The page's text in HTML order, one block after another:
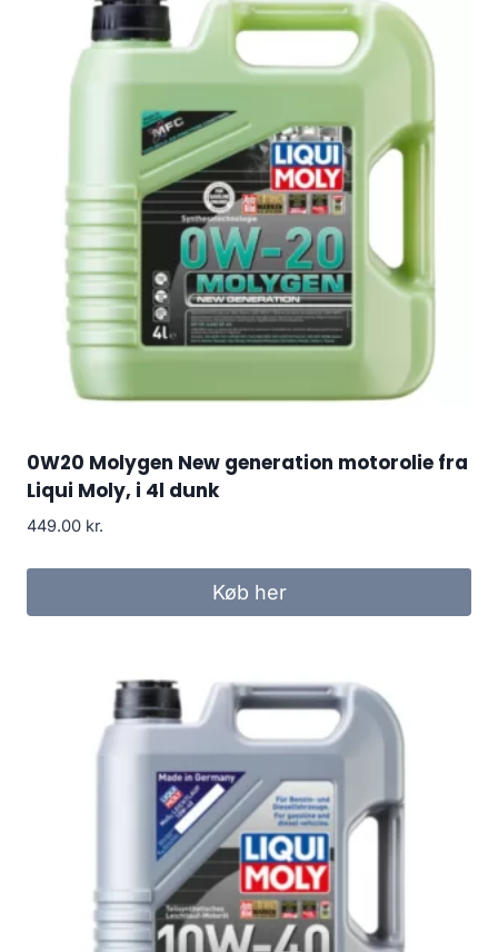
0W20 Molygen New generation motorolie fra
Liqui Moly, i 4l dunk
449.00 kr.
Køb her